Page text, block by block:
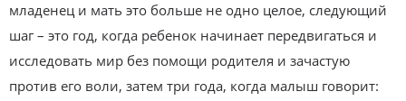
младенец и мать это больше не одно целое, следующий
шаг – это год, когда ребенок начинает передвигаться и
исследовать мир без помощи родителя и зачастую
против его воли, затем три года, когда малыш говорит: